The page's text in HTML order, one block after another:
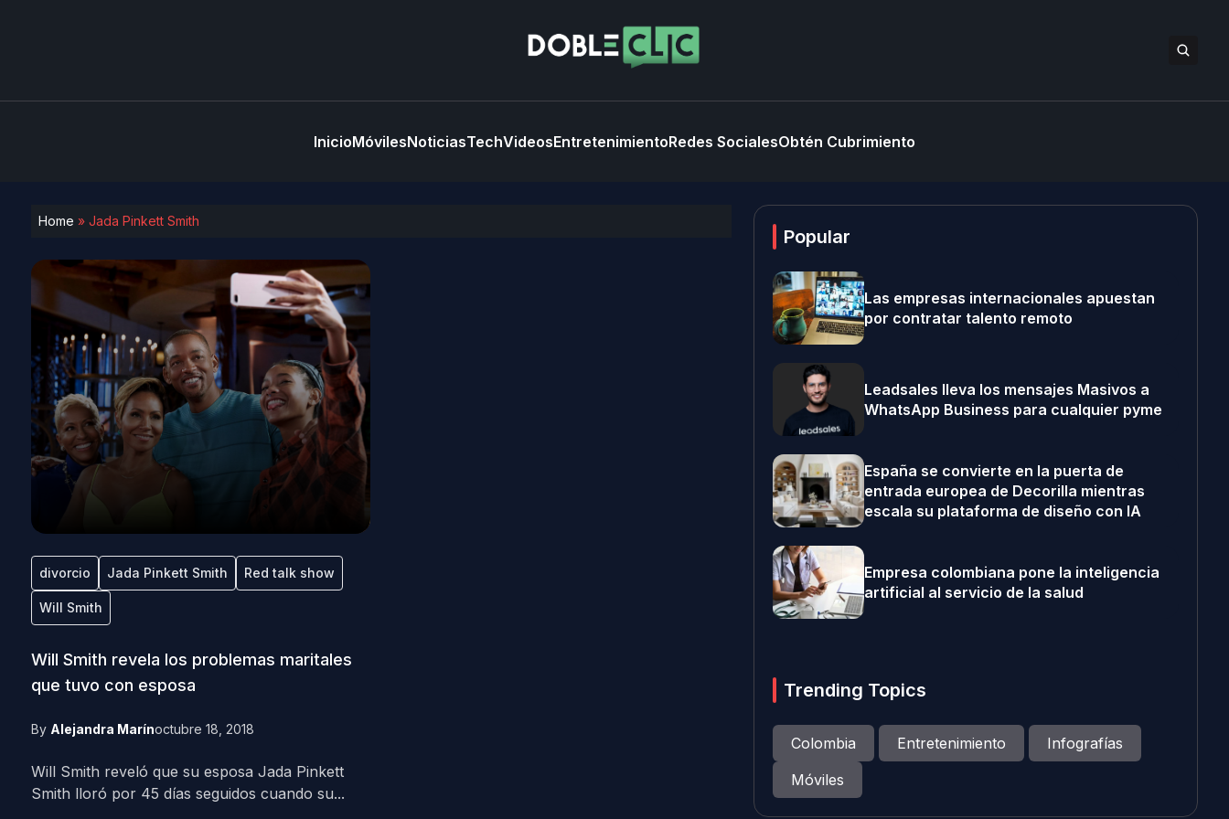
InicioMóvilesNoticiasTechVideosEntretenimientoRedes SocialesObtén Cubrimiento
Home » Jada Pinkett Smith
divorcio Jada Pinkett Smith Red talk show
Will Smith
Will Smith revela los problemas maritales
que tuvo con esposa
By Alejandra Marínoctubre 18, 2018
Will Smith reveló que su esposa Jada Pinkett
Smith lloró por 45 días seguidos cuando su...
Popular
Las empresas internacionales apuestan
por contratar talento remoto
Leadsales lleva los mensajes Masivos a
WhatsApp Business para cualquier pyme
España se convierte en la puerta de
entrada europea de Decorilla mientras
escala su plataforma de diseño con IA
Empresa colombiana pone la inteligencia
artificial al servicio de la salud
Trending Topics
Colombia Entretenimiento
Infografías
Móviles